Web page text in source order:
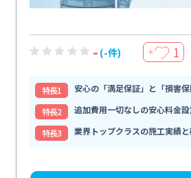
- (-件) ＋ 1
特⻑1
安心の「満足保証」と「損害保
特⻑2
追加費用一切なしの安心料金
特⻑3
業界トップクラスの施工実績